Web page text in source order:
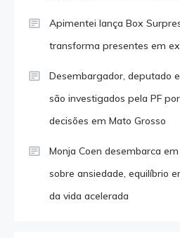
Apimentei lança Box
transforma presentes em
Desembargador, deputado
são investigados pela PF
decisões em Mato Grosso
Monja Coen desembarca
sobre ansiedade, equilíbrio
da vida acelerada